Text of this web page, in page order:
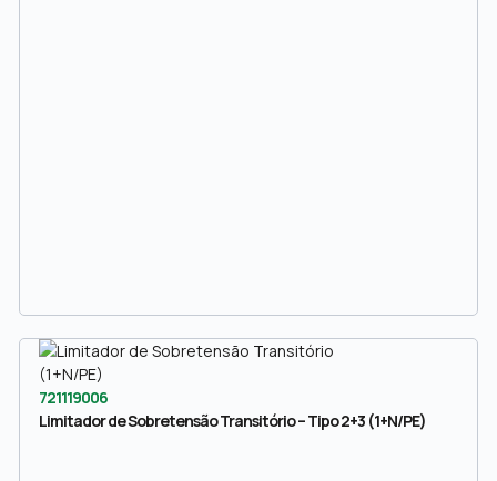
721119006
Limitador de Sobretensão Transitório – Tipo 2+3 (1+N/PE)